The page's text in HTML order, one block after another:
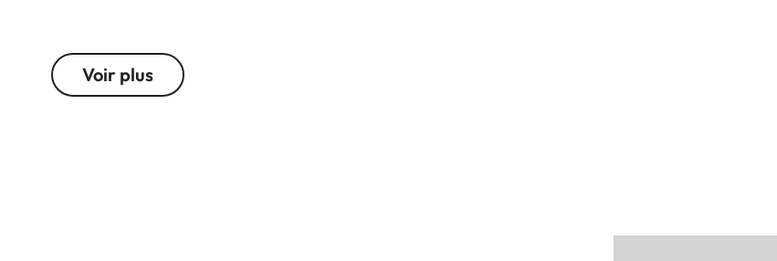
de 24 mégapixels, un processeur ultrarapide de dernière génération et un autofocus rapide et précis,
permettant des prises de vue en rafale jusqu’à 30 images par seconde.
Voir plus